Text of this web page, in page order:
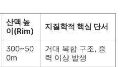
산맥 높
이(Rim)
지질학적 핵심 단서
300~50
0m
거대 복합 구조, 중
력 이상 발생